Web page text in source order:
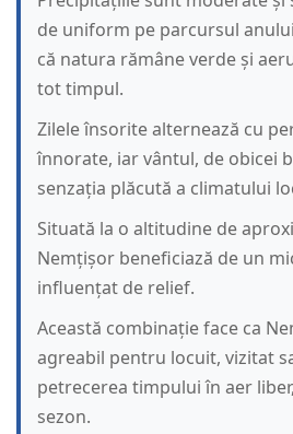
de uniform pe parcursul
că natura rămâne verde și
tot timpul.
Zilele însorite alternează cu
înnorate, iar vântul, de obicei
senzația plăcută a climatului
Situată la o altitudine de
Nemțișor beneficiază de un
influențat de relief.
Această combinație face ca
agreabil pentru locuit, vizitat
petrecerea timpului în aer
sezon.